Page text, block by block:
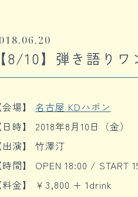
【8/10】弾き語り
会場】 名古屋 KDハポン
日時】 2018年8月10日（金）
出演】 竹澤汀
時間】 OPEN 18:00 / START
料金】 ￥3,800 + 1drink